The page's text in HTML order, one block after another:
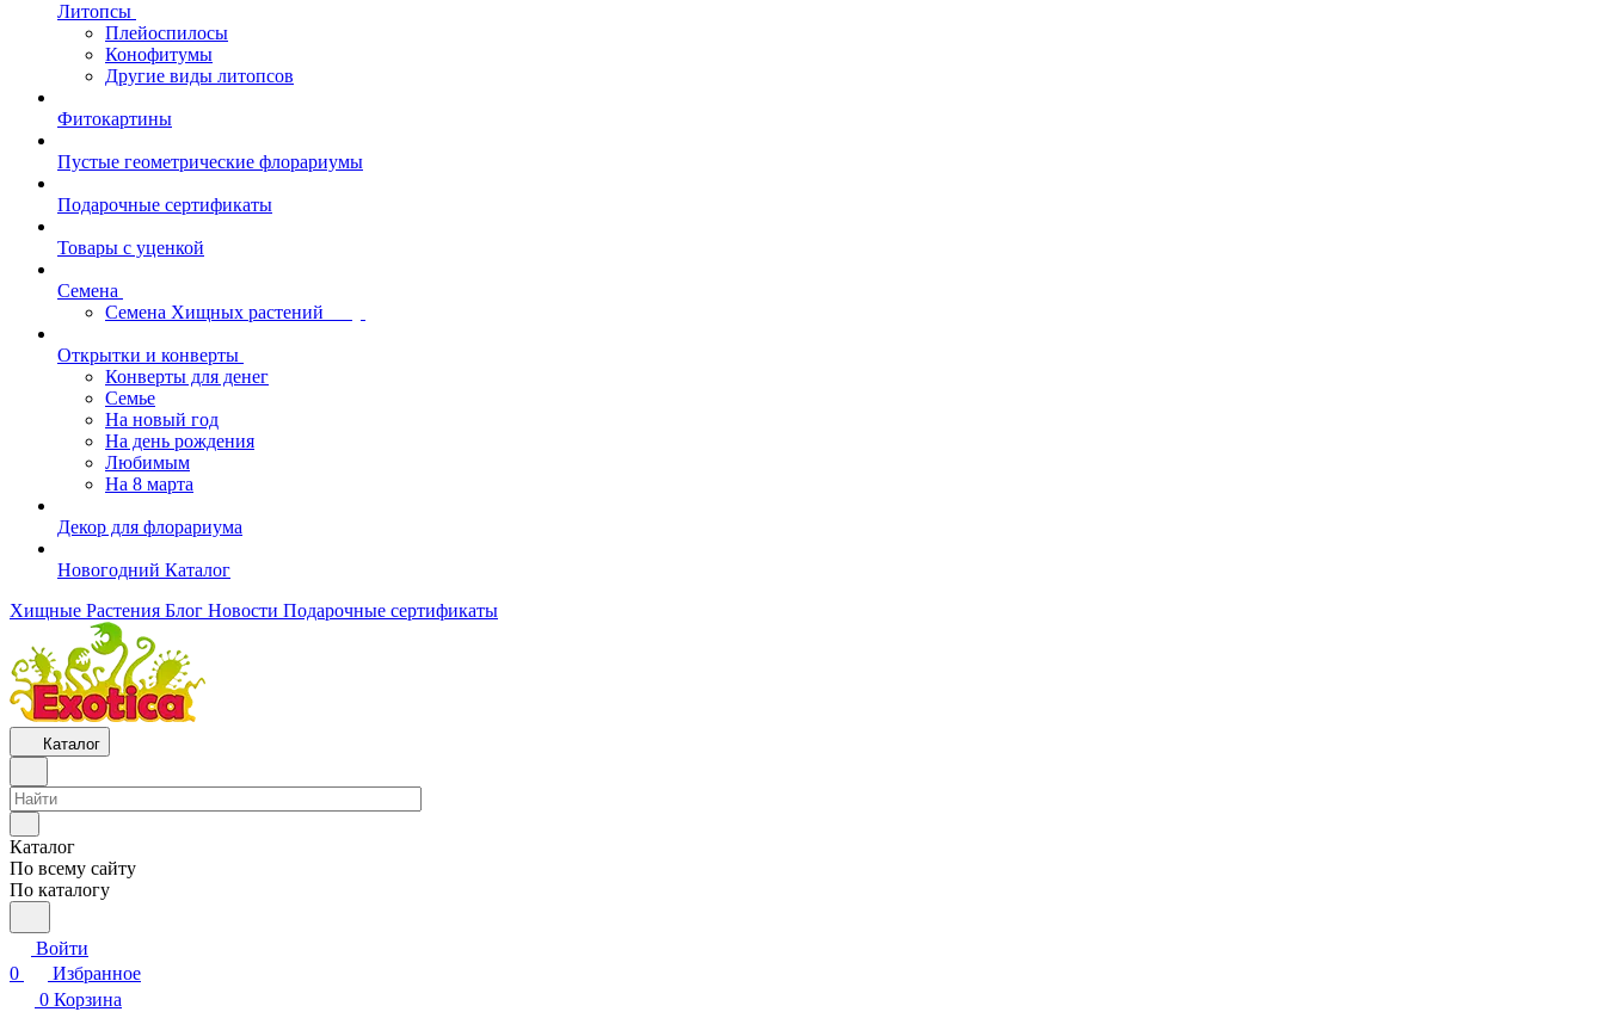
Литопсы
Плейоспилосы
Конофитумы
Другие виды литопсов
Фитокартины
Пустые геометрические флорариумы
Подарочные сертификаты
Товары с уценкой
Семена
Семена Хищных растений
Открытки и конверты
Конверты для денег
Семье
На новый год
На день рождения
Любимым
На 8 марта
Декор для флорариума
Новогодний Каталог
Хищные Растения Блог Новости Подарочные сертификаты
Каталог
Каталог
По всему сайту
По каталогу
Войти
0
Избранное
0 Корзина